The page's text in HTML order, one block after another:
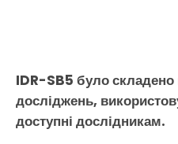
IDR-SB5 було складено
досліджень,
доступні дослідникам.